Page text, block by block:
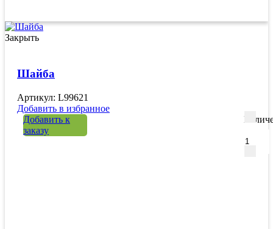
Закрыть
Шайба
Артикул: L99621
Добавить в избранное
Добавить к
заказу